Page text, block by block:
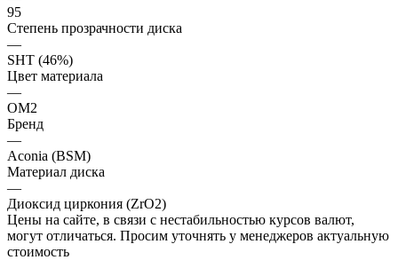
95
Степень прозрачности диска
—
SHT (46%)
Цвет материала
—
OM2
Бренд
—
Aconia (BSM)
Материал диска
—
Диоксид циркония (ZrO2)
Цены на сайте, в связи с нестабильностью курсов валют,
могут отличаться. Просим уточнять у менеджеров актуальную
стоимость